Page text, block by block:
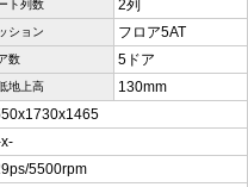
ト列数 2列
ション フロア5AT
数 5ドア
地上高 130mm
5500rpm